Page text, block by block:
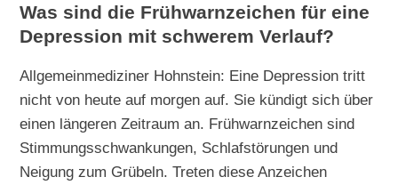
Was sind die Frühwarnzeichen für eine
Depression mit schwerem Verlauf?
Allgemeinmediziner Hohnstein: Eine Depression tritt
nicht von heute auf morgen auf. Sie kündigt sich über
einen längeren Zeitraum an. Frühwarnzeichen sind
Stimmungsschwankungen, Schlafstörungen und
Neigung zum Grübeln. Treten diese Anzeichen